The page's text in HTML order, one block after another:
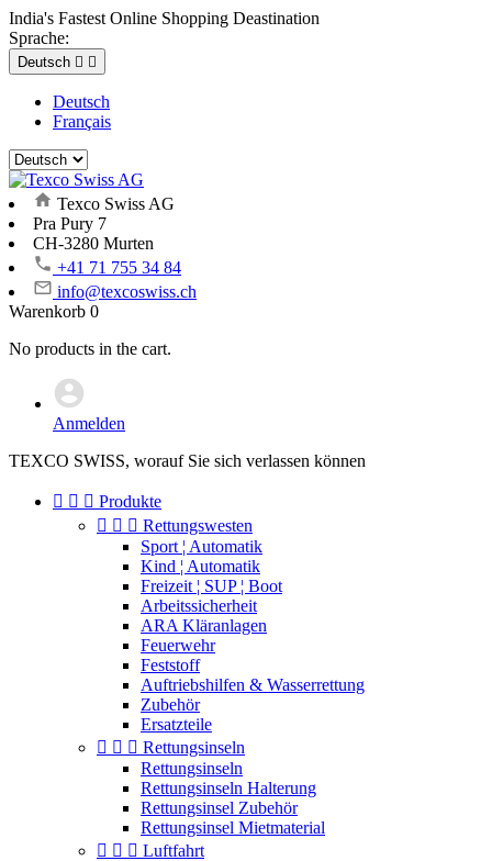
India's Fastest Online Shopping Deastination
Sprache:
Deutsch  
Deutsch
Français
Texco Swiss AG
Pra Pury 7
CH-3280 Murten
+41 71 755 34 84
info@texcoswiss.ch
Warenkorb 0
No products in the cart.
Anmelden
TEXCO SWISS, worauf Sie sich verlassen können
   Produkte
   Rettungswesten
Sport ¦ Automatik
Kind ¦ Automatik
Freizeit ¦ SUP ¦ Boot
Arbeitssicherheit
ARA Kläranlagen
Feuerwehr
Feststoff
Auftriebshilfen & Wasserrettung
Zubehör
Ersatzteile
   Rettungsinseln
Rettungsinseln
Rettungsinseln Halterung
Rettungsinsel Zubehör
Rettungsinsel Mietmaterial
   Luftfahrt